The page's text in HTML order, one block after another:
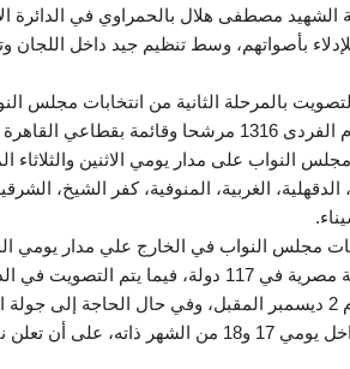
الشهيد مصطفى هلال بالحمراوي في الدائرة
بأصواتهم، وسط تنظيم جيد داخل
الدلتا، وشرق الدلتا.
الغربية، المنوفية، كفر الشيخ،
على أن تعلن النتيجة الرسمية يوم 2 ديسمبر المقبل، وفي